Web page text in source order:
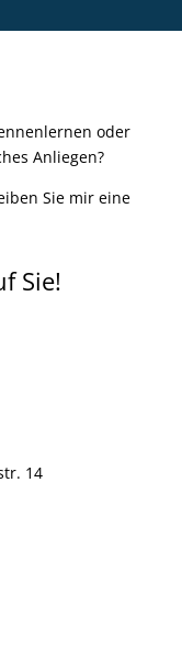
oder
Anliegen?
Sie mir eine
Sie!
14